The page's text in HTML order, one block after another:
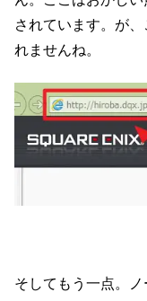
されています。が
れませんね。
そしてもう一点。